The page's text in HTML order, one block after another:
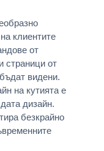
клиентите
от
страници от
видени.
на кутията е
дизайн.
безкрайно